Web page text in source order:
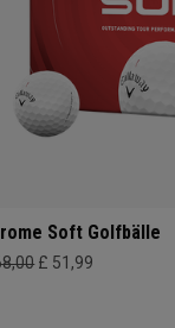
Soft Golfbälle
£ 51,99